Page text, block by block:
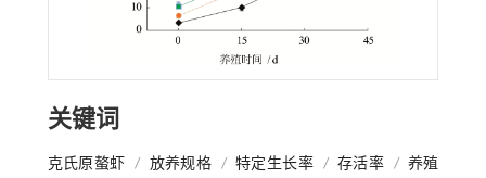
关键词
克氏原螯虾 / 放养规格 / 特定生长率 / 存活率 / 养殖